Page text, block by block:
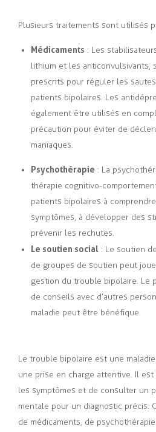
Plusieurs traitements sont utilisés
Médicaments : Les
lithium et les anticonvulsivants,
prescrits pour réguler les
patients bipolaires. Les
également être utilisés en
précaution pour éviter de
maniaques.
Psychothérapie : La
thérapie cognitivo-
patients bipolaires à
symptômes, à développer des
prévenir les rechutes.
Le soutien social: Le soutien
de groupes de soutien peut
gestion du trouble bipolaire. Le
de conseils avec d’autres
maladie peut être bénéfique.
Le trouble bipolaire est une
une prise en charge attentive. Il
les symptômes et de consulter un
mentale pour un diagnostic précis.
de médicaments, de